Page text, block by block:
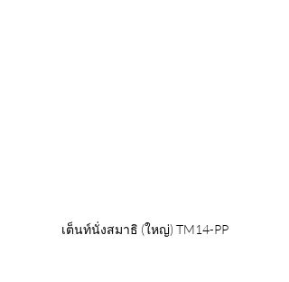
เต็นท์นั่งสมาธิ (ใหญ่) TM14-PP